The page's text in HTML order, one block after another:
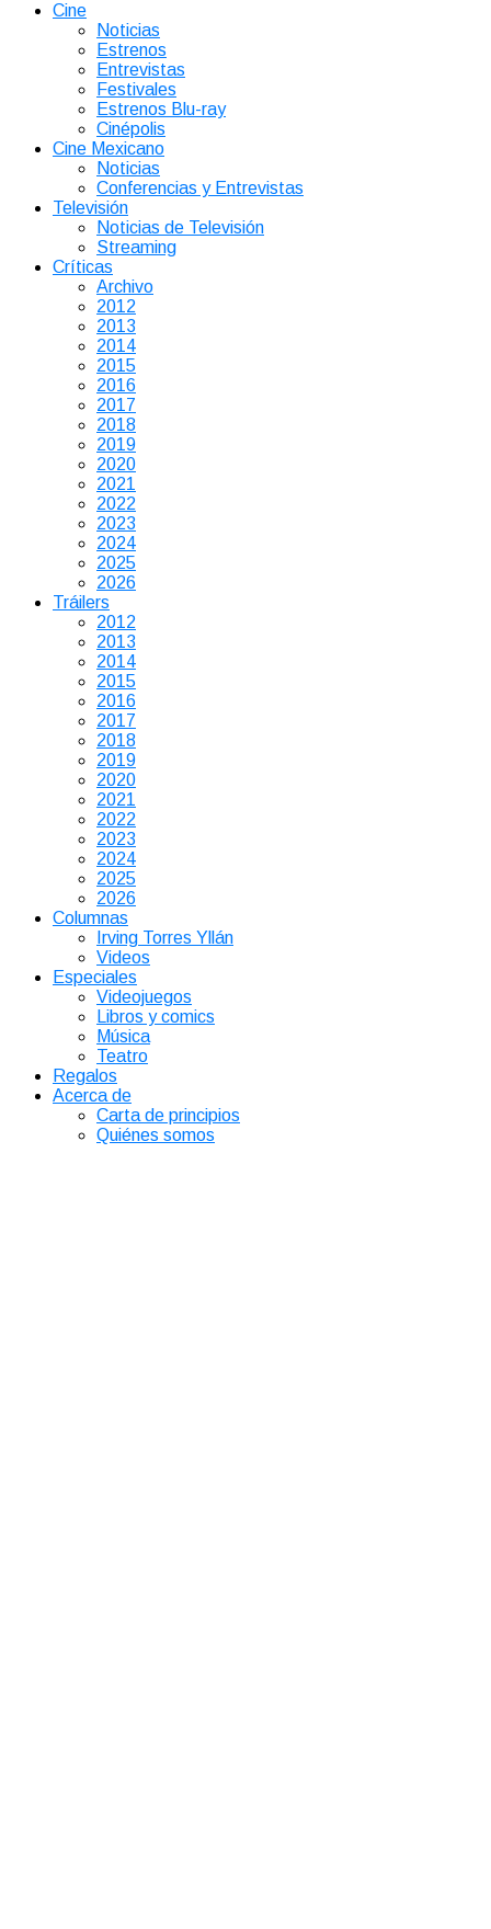
Cine
Noticias
Estrenos
Entrevistas
Festivales
Estrenos Blu-ray
Cinépolis
Cine Mexicano
Noticias
Conferencias y Entrevistas
Televisión
Noticias de Televisión
Streaming
Críticas
Archivo
2012
2013
2014
2015
2016
2017
2018
2019
2020
2021
2022
2023
2024
2025
2026
Tráilers
2012
2013
2014
2015
2016
2017
2018
2019
2020
2021
2022
2023
2024
2025
2026
Columnas
Irving Torres Yllán
Videos
Especiales
Videojuegos
Libros y comics
Música
Teatro
Regalos
Acerca de
Carta de principios
Quiénes somos